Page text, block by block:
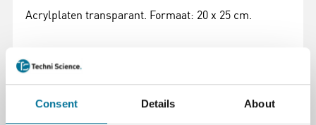
Consent Details About
Acrylplaten transparant. Formaat: 20 x 25 cm.
Specificaties
Kleur
Opaal, transparant
Merk
Merkloos